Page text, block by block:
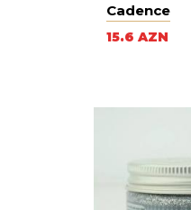
Cadence
15.6 AZN